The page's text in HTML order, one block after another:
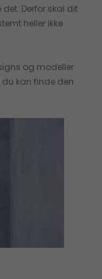
Derfor skal dit
heller ikke
og modeller
du kan finde den